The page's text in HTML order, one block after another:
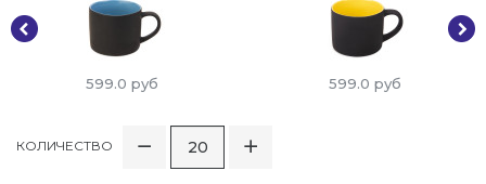
599.0 руб 599.0 руб
КОЛИЧЕСТВО